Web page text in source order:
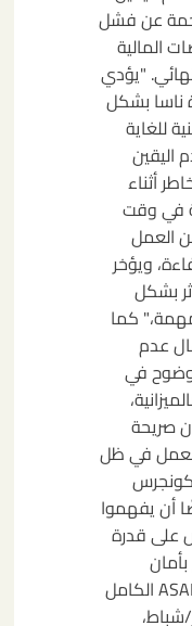
عن فشل
المالية
"يؤدي
ناسا بشكل
للغاية
اليقين
أثناء
في وقت
العمل
ويؤخر
بشكل
كما
عدم
في
صريحة
في ظل
أن يفهموا
على قدرة
وفعالية." للاطلاع على تقرير ASAP الكامل
في 5 فبراير/شباط،